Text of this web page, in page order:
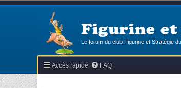
Figurine
Le forum du club Figurine et Stratégie
Accès rapide FAQ